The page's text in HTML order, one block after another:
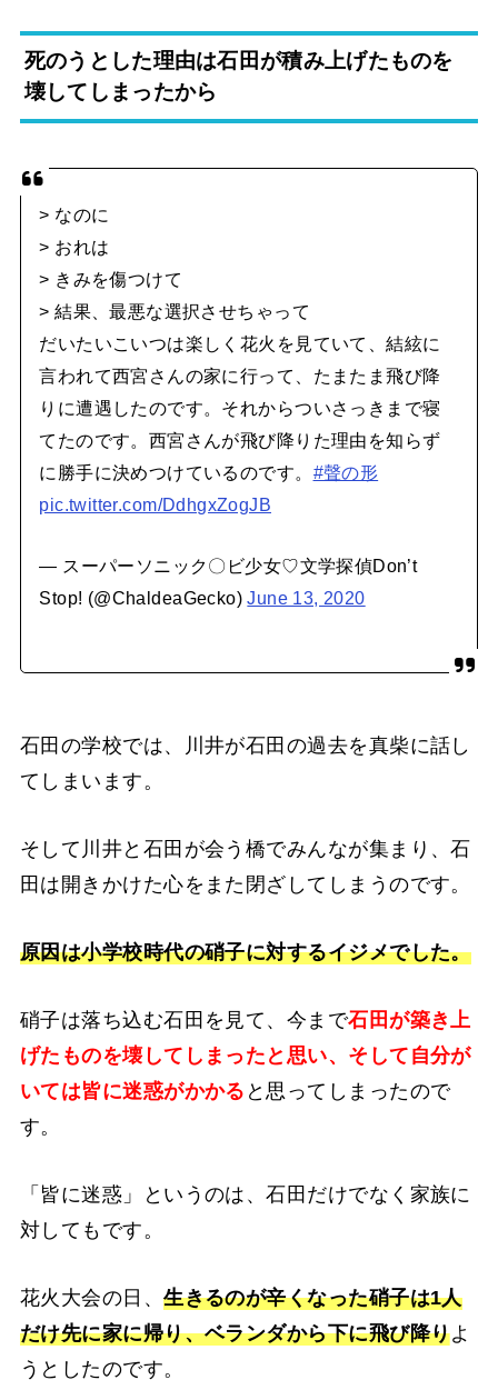
死のうとした理由は石田が積み上げたものを
壊してしまったから
> なのに
> おれは
> きみを傷つけて
> 結果、最悪な選択させちゃって
だいたいこいつは楽しく花火を見ていて、結絃に
言われて西宮さんの家に行って、たまたま飛び降
りに遭遇したのです。それからついさっきまで寝
てたのです。西宮さんが飛び降りた理由を知らず
に勝手に決めつけているのです。 #聲の形
pic.twitter.com/DdhgxZogJB
— スーパーソニック〇ビ少女♡文学探偵Don’t
Stop! (@ChaldeaGecko)June 13, 2020
石田の学校では、川井が石田の過去を真柴に話し
てしまいます。
そして川井と石田が会う橋でみんなが集まり、石
田は開きかけた心をまた閉ざしてしまうのです。
原因は小学校時代の硝子に対するイジメでした。
硝子は落ち込む石田を見て、今まで石田が築き上
げたものを壊してしまったと思い、そして自分が
いては皆に迷惑がかかる と思ってしまったので
す。
「皆に迷惑」というのは、石田だけでなく家族に
対してもです。
花火大会の日、生きるのが辛くなった硝子は1人
だけ先に家に帰り、ベランダから下に飛び降りよ
うとしたのです。